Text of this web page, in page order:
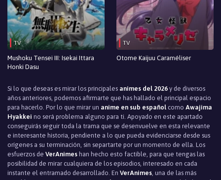
TV
Mushoku Tensei III: Isekai Ittara
Honki Dasu
TV
Otome Kaijuu Caraméliser
Si lo que deseas es mirar los principales animes del 2026 y de diversos
años anteriores, podemos afirmarte que has hallado el principal espacio
para hacerlo. Por lo que mirar un anime en sub español como Awajima
Hyakkei no será problema alguno para ti. Apoyado en este apartado
conseguirás seguir toda la trama que se desenvuelve en esta relevante
e interesante historia, pendiente a lo que pueda evidenciarse desde sus
orígenes a su terminación, sin separtarte por un momento de ella. Los
esfuerzos de VerAnimes han hecho esto factible, para que tengas las
posibilidad de mirar cualquiera de los episodios, interesado en cada
instante el entramado desarrollado. En VerAnimes , una de las más